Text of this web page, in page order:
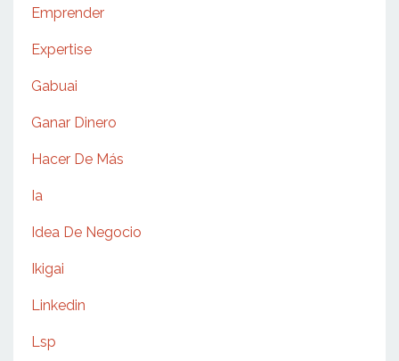
Emprender
Expertise
Gabuai
Ganar Dinero
Hacer De Más
Ia
Idea De Negocio
Ikigai
Linkedin
Lsp